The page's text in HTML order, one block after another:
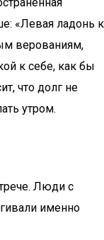
«Левая ладонь к
верованиям,
к себе, как бы
что долг не
утром.
Люди с
именно